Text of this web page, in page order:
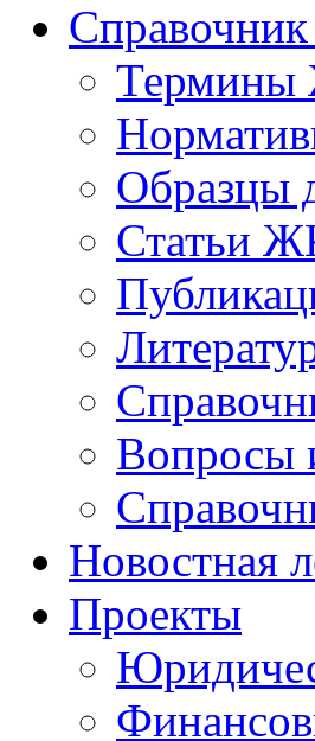
Образцы
Статьи
Вопросы
Новостная
Проекты